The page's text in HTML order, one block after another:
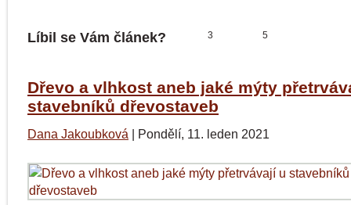
Líbil se Vám článek? 5
3
Dřevo a vlhkost aneb jaké mýty
stavebníků dřevostaveb
Dana Jakoubková | Pondělí, 11. leden 2021